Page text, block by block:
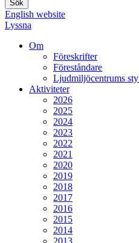
English website
Lyssna
Om
Föreskrifter
Föreståndare
Ljudmiljöcentrums
Aktiviteter
2026
2025
2024
2023
2022
2021
2020
2019
2018
2017
2016
2015
2014
2013